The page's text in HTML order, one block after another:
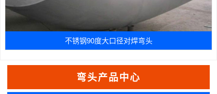
不锈钢90度大口径对焊弯头
弯头产品中心